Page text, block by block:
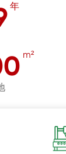
频共振，历经
年
m²